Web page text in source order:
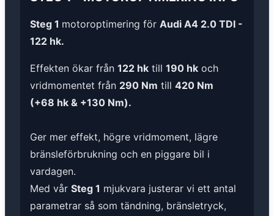
Steg 1 motoroptimering för Audi A4 2.0 TDI -
122 hk.
Effekten ökar från 122 hk till 190 hk och
vridmomentet från 290 Nm till 420 Nm
(+68 hk & +130 Nm).
Ger mer effekt, högre vridmoment, lägre
bränsleförbrukning och en piggare bil i
vardagen.
Med vår Steg 1 mjukvara justerar vi ett antal
parametrar så som tändning, bränsletryck,